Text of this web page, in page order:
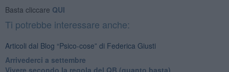
Basta cliccare QUI
Ti potrebbe interessare anche:
Articoli dal Blog “Psico-cose” di Federica Giusti
​Arrivederci a settembre
​Vivere secondo la regola del QB (quanto basta)